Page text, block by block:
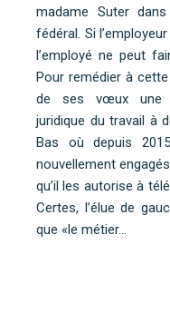
madame Suter
fédéral. Si
l’employé ne peut
Pour remédier à
de ses vœux une
juridique du travail à
Bas où depuis
nouvellement
qu’il les autorise à
Certes, l’élue de
que «le métier…